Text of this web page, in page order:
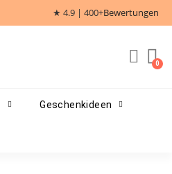
★ 4.9 | 400+Bewertungen
Geschenkideen